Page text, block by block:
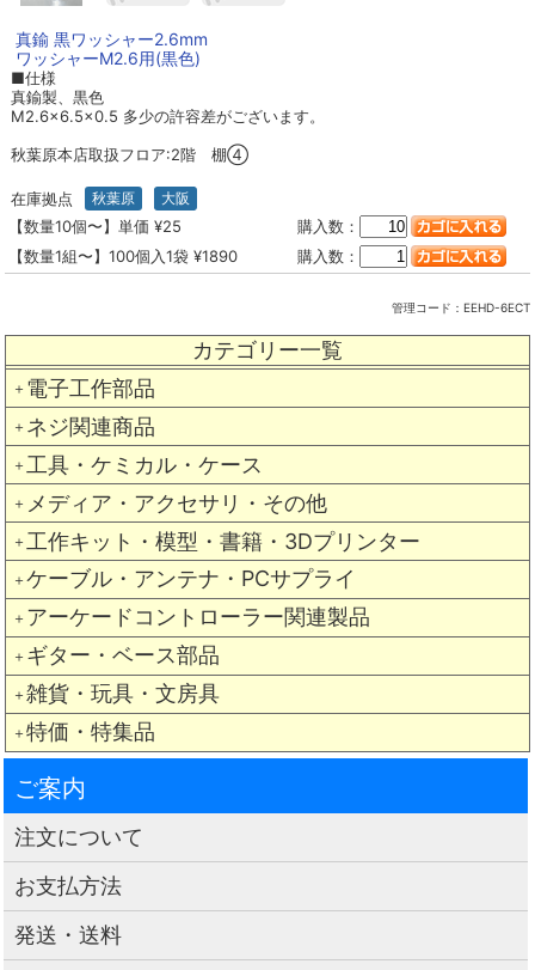
カテゴリー一覧
＋ 電子工作部品
＋ ネジ関連商品
＋ 工具・ケミカル・ケース
＋ メディア・アクセサリ・その他
＋ 工作キット・模型・書籍・3Dプリンター
＋ ケーブル・アンテナ・PCサプライ
＋ アーケードコントローラー関連製品
＋ ギター・ベース部品
＋ 雑貨・玩具・文房具
＋ 特価・特集品
真鍮 黒ワッシャー2.6mm
ワッシャーM2.6用(黒色)
■仕様
真鍮製、黒色
M2.6×6.5×0.5 多少の許容差がございます。
秋葉原本店取扱フロア:2階 棚④
在庫拠点 秋葉原 大阪
【数量10個〜】単価 ¥25
購入数：
【数量1組〜】100個入1袋 ¥1890
購入数：
管理コード： EEHD-6ECT
ご案内
注文について
お支払方法
発送・送料